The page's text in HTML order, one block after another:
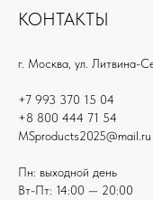
КОНТАКТЫ
г. Москва, ул. Литвина-
+7 993 370 15 04
+8 800 444 71 54
MSproducts2025@mail.ru
Пн: выходной день
Вт-Пт: 14:00 — 20:00